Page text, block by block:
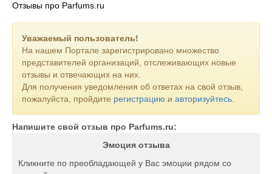
Отзывы про Parfums.ru
Уважаемый пользователь!
На нашем Портале зарегистрировано множество
представителей организаций, отслеживающих новые
отзывы и отвечающих на них.
Для получения уведомления об ответах на свой отзыв,
пожалуйста, пройдите регистрацию и авторизуйтесь
Напишите свой отзыв про Parfums.ru:
Эмоция отзыва
Кликните по преобладающей у Вас эмоции рядом со